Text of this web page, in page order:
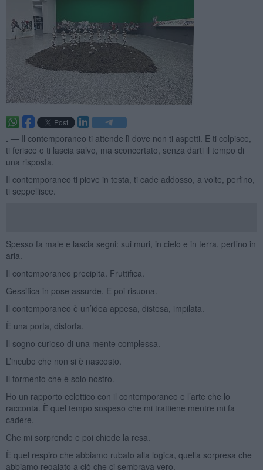
. — Il contemporaneo ti attende lì dove non ti aspetti. E ti colpisce,
ti ferisce o ti lascia salvo, ma sconcertato, senza darti il tempo di
una risposta.
Il contemporaneo ti piove in testa, ti cade addosso, a volte, perfino,
ti seppellisce.
Spesso fa male e lascia segni: sui muri, in cielo e in terra, perfino in
aria.
Il contemporaneo precipita. Fruttifica.
Gessifica in pose assurde. E poi risuona.
Il contemporaneo è un’idea appesa, distesa, impilata.
È una porta, distorta.
Il sogno curioso di una mente complessa.
L’incubo che non si è nascosto.
Il tormento che è solo nostro.
Ho un rapporto eclettico con il contemporaneo e l’arte che lo
racconta. È quel tempo sospeso che mi trattiene mentre mi fa
cadere.
Che mi sorprende e poi chiede la resa.
È quel respiro che abbiamo rubato alla logica, quella sorpresa che
abbiamo regalato a ciò che ci sembrava vero.